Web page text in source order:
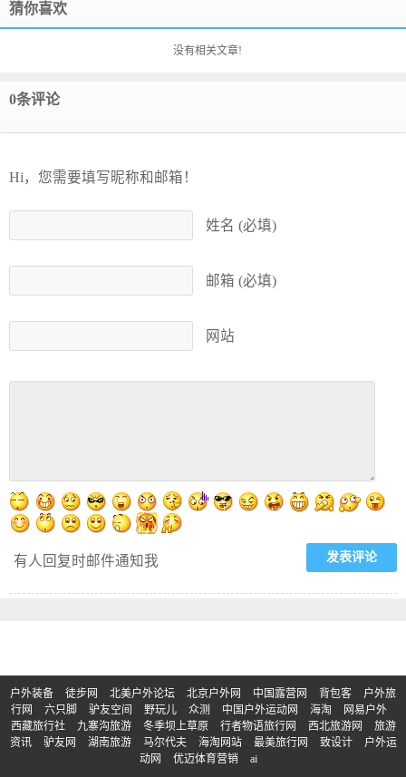
猜你喜欢
没有相关文章!
0条评论
Hi，您需要填写昵称和邮箱！
姓名 (必填)
邮箱 (必填)
网站
有人回复时邮件通知我
户外装备 徒步网 北美户外论坛 北京户外网 中国露营网 背包客
户外旅
行网
六只脚 驴友空间 野玩儿 众测 中国户外运动网 海淘
网易户外
西藏旅行社
九寨沟旅游 冬季坝上草原 行者物语旅行网 西北旅游网
旅游
资讯
驴友网 湖南旅游 马尔代夫 海淘网站 最美旅行网 致设计
户外运
动网
优迈体育营销 ai